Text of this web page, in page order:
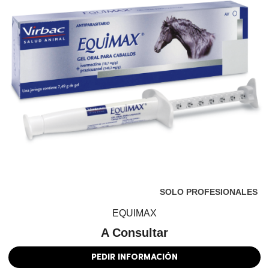
SOLO PROFESIONALES
EQUIMAX
A Consultar
PEDIR INFORMACIÓN